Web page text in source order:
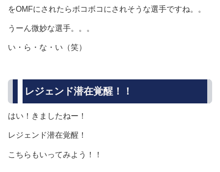
をOMFにされたらボコボコにされそうな選手ですね。。
うーん微妙な選手。。。
い・ら・な・い（笑）
レジェンド潜在覚醒！！
はい！きましたねー！
レジェンド潜在覚醒！
こちらもいってみよう！！